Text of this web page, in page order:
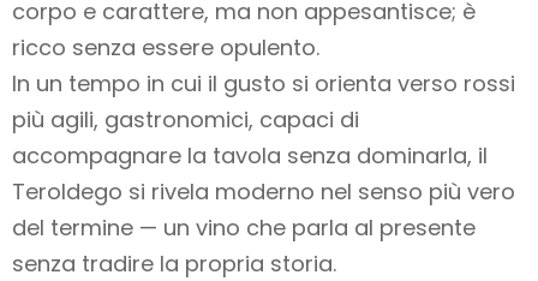
corpo e carattere, ma non appesantisce; è
ricco senza essere opulento.
In un tempo in cui il gusto si orienta verso rossi
più agili, gastronomici, capaci di
accompagnare la tavola senza dominarla, il
Teroldego si rivela moderno nel senso più vero
del termine — un vino che parla al presente
senza tradire la propria storia.